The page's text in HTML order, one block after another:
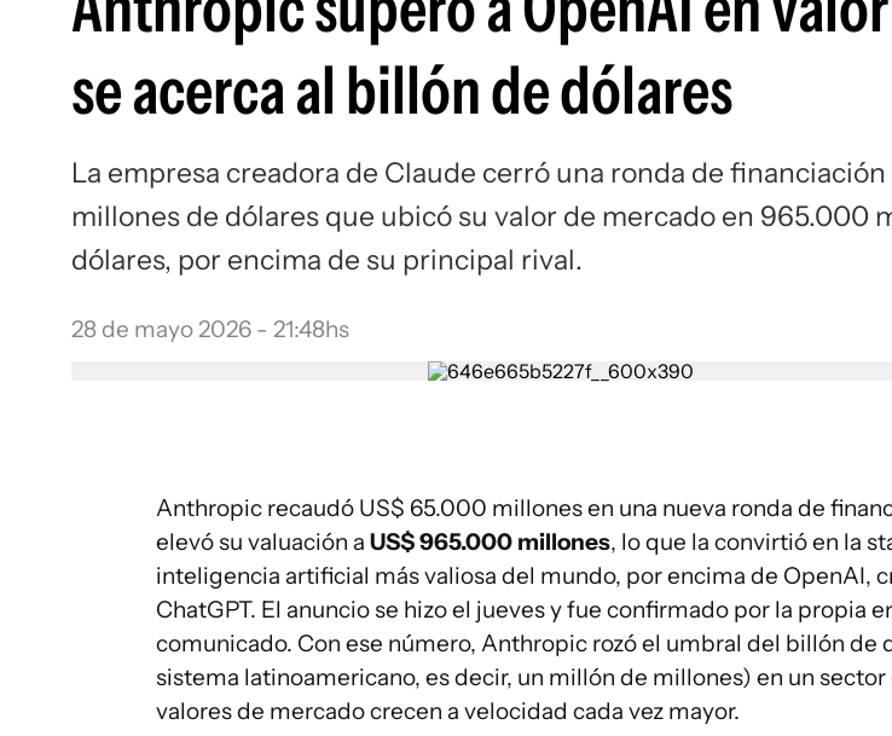
se acerca al billón de dólares
La empresa creadora de Claude cerró una ronda de
millones de dólares que ubicó su valor de mercado en 965.000
dólares, por encima de su principal rival.
28 de mayo 2026 - 21:48hs
Anthropic recaudó US$ 65.000 millones en una nueva ronda de
elevó su valuación a US$ 965.000 millones, lo que la convirtió en la
inteligencia artificial más valiosa del mundo, por encima de OpenAI,
ChatGPT. El anuncio se hizo el jueves y fue confirmado por la propia
comunicado. Con ese número, Anthropic rozó el umbral del billón de
sistema latinoamericano, es decir, un millón de millones) en un
valores de mercado crecen a velocidad cada vez mayor.